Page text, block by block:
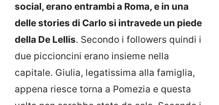
social, erano entrambi a Roma, e in una
delle stories di Carlo si intravede un piede
della De Lellis. Secondo i followers quindi i
due piccioncini erano insieme nella
capitale. Giulia, legatissima alla famiglia,
appena riesce torna a Pomezia e questa